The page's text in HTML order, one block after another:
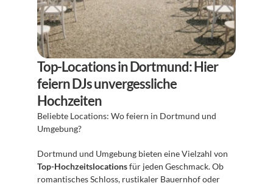
Top-Locations in Dortmund: Hier
feiern DJs unvergessliche
Hochzeiten
Beliebte Locations: Wo feiern in Dortmund und
Umgebung?
Top-Hochzeitslocations für jeden Geschmack. Ob
romantisches Schloss, rustikaler Bauernhof oder